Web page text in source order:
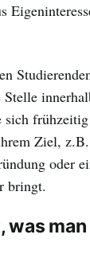
Stelle
sich
Ziel,
oder
bringt.
was